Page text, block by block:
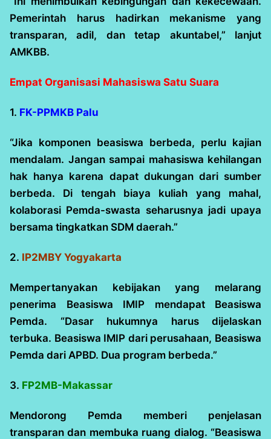
Pemerintah harus hadirkan mekanisme yang
transparan, adil, dan tetap akuntabel,” lanjut
AMKBB.
Empat Organisasi Mahasiswa Satu Suara
1. FK-PPMKB Palu
“Jika komponen beasiswa berbeda, perlu kajian
mendalam. Jangan sampai mahasiswa kehilangan
hak hanya karena dapat dukungan dari sumber
berbeda. Di tengah biaya kuliah yang mahal,
kolaborasi Pemda-swasta seharusnya jadi upaya
bersama tingkatkan SDM daerah.”
2. IP2MBY Yogyakarta
Mempertanyakan kebijakan yang melarang
penerima Beasiswa IMIP mendapat Beasiswa
Pemda. “Dasar hukumnya harus dijelaskan
terbuka. Beasiswa IMIP dari perusahaan, Beasiswa
Pemda dari APBD. Dua program berbeda.”
3. FP2MB-Makassar
Mendorong Pemda memberi penjelasan
transparan dan membuka ruang dialog. “Beasiswa